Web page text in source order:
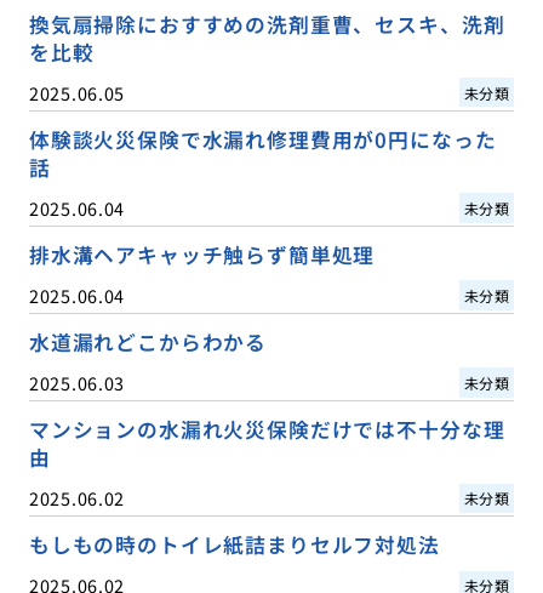
換気扇掃除におすすめの洗剤重曹、セスキ、洗剤
を比較
2025.06.05 未分類
体験談火災保険で水漏れ修理費用が0円になった
話
2025.06.04 未分類
排水溝ヘアキャッチ触らず簡単処理
2025.06.04 未分類
水道漏れどこからわかる
2025.06.03 未分類
マンションの水漏れ火災保険だけでは不十分な理
由
2025.06.02 未分類
もしもの時のトイレ紙詰まりセルフ対処法
2025.06.02 未分類